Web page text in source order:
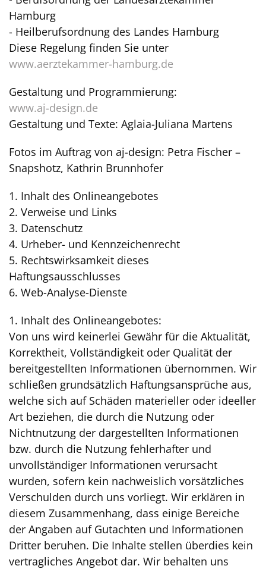
Hamburg
- Heilberufsordnung des Landes Hamburg
Diese Regelung finden Sie unter
www.aerztekammer-hamburg.de
Gestaltung und Programmierung:
www.aj-design.de
Gestaltung und Texte: Aglaia-Juliana Martens
Fotos im Auftrag von aj-design: Petra Fischer –
Snapshotz, Kathrin Brunnhofer
1. Inhalt des Onlineangebotes
2. Verweise und Links
3. Datenschutz
4. Urheber- und Kennzeichenrecht
5. Rechtswirksamkeit dieses
Haftungsausschlusses
6. Web-Analyse-Dienste
1. Inhalt des Onlineangebotes:
Von uns wird keinerlei Gewähr für die Aktualität,
Korrektheit, Vollständigkeit oder Qualität der
bereitgestellten Informationen übernommen. Wir
schließen grundsätzlich Haftungsansprüche aus,
welche sich auf Schäden materieller oder ideeller
Art beziehen, die durch die Nutzung oder
Nichtnutzung der dargestellten Informationen
bzw. durch die Nutzung fehlerhafter und
unvollständiger Informationen verursacht
wurden, sofern kein nachweislich vorsätzliches
Verschulden durch uns vorliegt. Wir erklären in
diesem Zusammenhang, dass einige Bereiche
der Angaben auf Gutachten und Informationen
Dritter beruhen. Die Inhalte stellen überdies kein
vertragliches Angebot dar. Wir behalten uns